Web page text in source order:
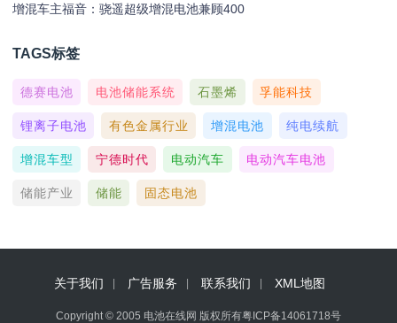
增混车主福音：骁遥超级增混电池兼顾400
TAGS标签
德赛电池 电池储能系统 石墨烯 孚能科技
锂离子电池 有色金属行业 增混电池 纯电续航
增混车型 宁德时代 电动汽车 电动汽车电池
储能产业 储能 固态电池
关于我们 广告服务 联系我们 XML地图
Copyright © 2005 电池在线网 版权所有粤ICP备14061718号